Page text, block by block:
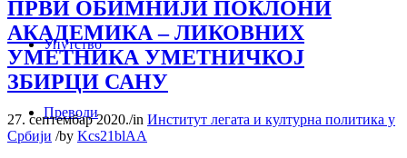
Упутство
Преводи
ПРВИ ОБИМНИЈИ ПОКЛОНИ
АКАДЕМИКА – ЛИКОВНИХ
УМЕТНИКА УМЕТНИЧКОЈ
ЗБИРЦИ САНУ
27. септембар 2020./in Институт легата и културна политика у
Србији /by Kcs21blAA